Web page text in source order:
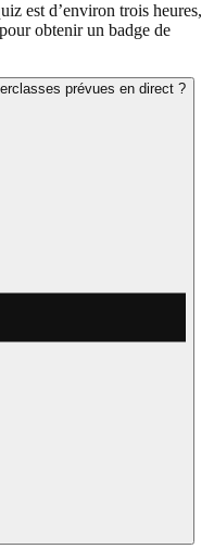
est d’environ trois heures,
obtenir un badge de
prévues en direct ?